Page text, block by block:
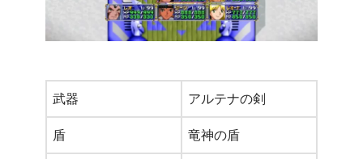
武器 アルテナの剣
盾 竜神の盾